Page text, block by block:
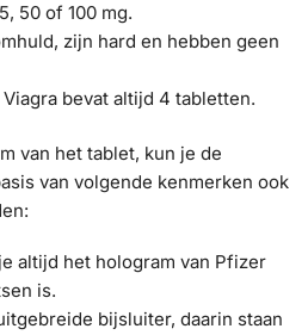
50 of 100 mg.
zijn hard en hebben geen
bevat altijd 4 tabletten.
van het tablet, kun je de
van volgende kenmerken ook
altijd het hologram van Pfizer
is.
bijsluiter, daarin staan